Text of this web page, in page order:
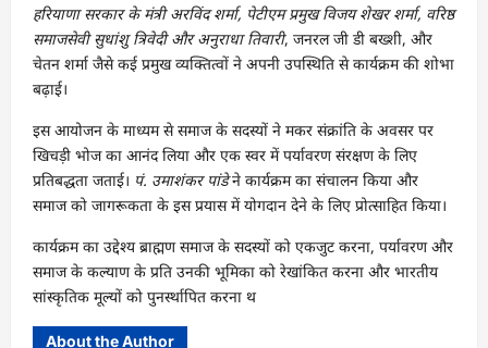
हरियाणा सरकार के मंत्री अरविंद शर्मा, पेटीएम प्रमुख विजय शेखर शर्मा, वरिष्ठ
समाजसेवी सुधांशु त्रिवेदी और अनुराधा तिवारी, जनरल जी डी बख्शी, और
चेतन शर्मा जैसे कई प्रमुख व्यक्तित्वों ने अपनी उपस्थिति से कार्यक्रम की शोभा
बढ़ाई।
इस आयोजन के माध्यम से समाज के सदस्यों ने मकर संक्रांति के अवसर पर
खिचड़ी भोज का आनंद लिया और एक स्वर में पर्यावरण संरक्षण के लिए
प्रतिबद्धता जताई। पं. उमाशंकर पांडेने कार्यक्रम का संचालन किया और
समाज को जागरूकता के इस प्रयास में योगदान देने के लिए प्रोत्साहित किया।
कार्यक्रम का उद्देश्य ब्राह्मण समाज के सदस्यों को एकजुट करना, पर्यावरण और
समाज के कल्याण के प्रति उनकी भूमिका को रेखांकित करना और भारतीय
सांस्कृतिक मूल्यों को पुनर्स्थापित करना थ
About the Author